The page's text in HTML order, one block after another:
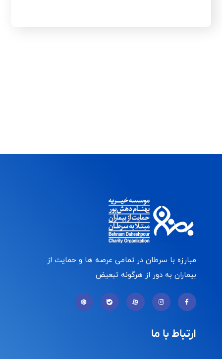
مبارزه با سرطان در تمامی عرصه ها و حمایت از
بیماران به دور از هرگونه تبعیض
ارتباط با ما